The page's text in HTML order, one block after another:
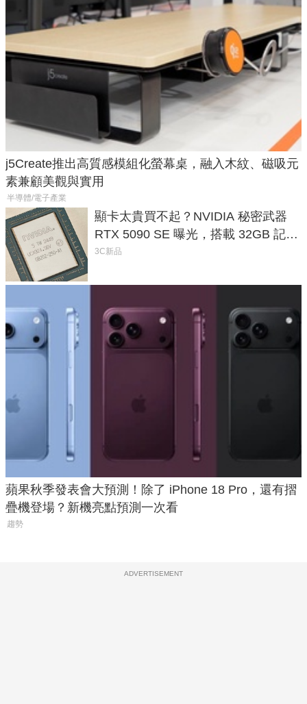
j5Create推出高質感模組化螢幕桌，融入木紋、磁吸元
素兼顧美觀與實用
半導體/電子產業
顯卡太貴買不起？NVIDIA 秘密武器
RTX 5090 SE 曝光，搭載 32GB 記憶
體
3C新品
蘋果秋季發表會大預測！除了 iPhone 18 Pro，還有摺
疊機登場？新機亮點預測一次看
趨勢
ADVERTISEMENT